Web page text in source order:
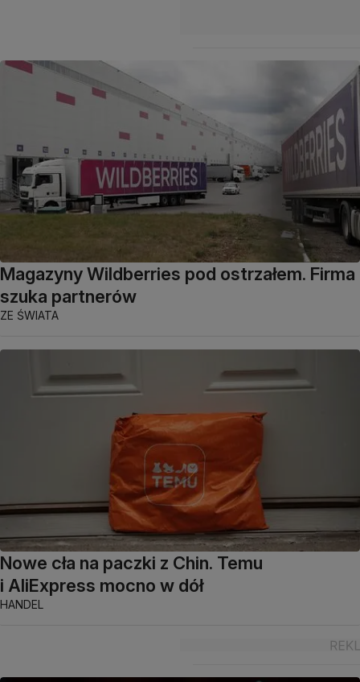
Magazyny Wildberries pod ostrzałem. Firma
szuka partnerów
ZE ŚWIATA
Nowe cła na paczki z Chin. Temu
i AliExpress mocno w dół
HANDEL